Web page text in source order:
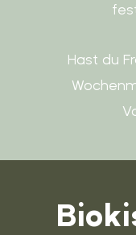
Hast du